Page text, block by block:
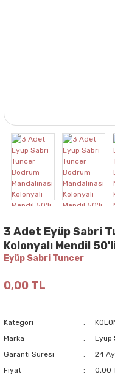
3 Adet Eyüp Sabri
Kolonyalı Mendil
Eyüp Sabri Tuncer
0,00 TL
Kategori
Marka
Eyüp
Garanti Süresi
24 Ay
Fiyat
0,00